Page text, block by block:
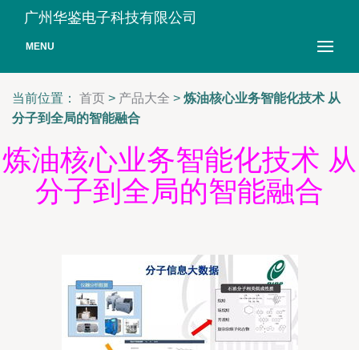
广州华鉴电子科技有限公司
MENU
当前位置： 首页 > 产品大全 > 炼油核心业务智能化技术 从
分子到全局的智能融合
炼油核心业务智能化技术 从
分子到全局的智能融合